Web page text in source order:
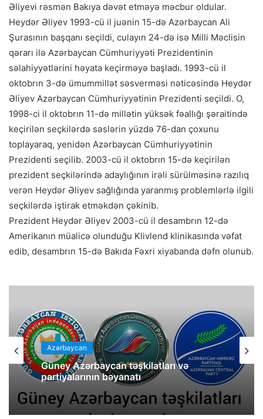
Əliyevi rəsmən Bakıya dəvət etməyə məcbur oldular.
Heydər Əliyev 1993-cü il juənin 15-də Azərbaycan Ali
Şurasının başqanı seçildi, culayın 24-də isə Milli Məclisin
qərarı ilə Azərbaycan Cümhuriyyəti Prezidentinin
səlahiyyətlərini həyata keçirməyə başladı. 1993-cü il
oktobrın 3-də ümummillət səsverməsi nəticəsində Heydər
Əliyev Azərbaycan Cümhuriyyətinin Prezidenti seçildi. O,
1998-ci il oktobrın 11-də millətin yüksək fəallığı şəraitində
keçirilən seçkilərdə səslərin yüzdə 76-dan çoxunu
toplayaraq, yenidən Azərbaycan Cümhuriyyətinin
Prezidenti seçilib. 2003-cü il oktobrın 15-də keçirilən
prezident seçkilərində adaylığının irəli sürülməsinə razılıq
verən Heydər Əliyev sağlığında yaranmış problemlərlə ilgili
seçkilərdə iştirak etməkdən çəkinib.
Prezident Heydər Əliyev 2003-cü il desambrın 12-də
Amerikanın müalicə olunduğu Klivlend klinikasında vəfat
edib, desambrın 15-də Bakıda Fəxri xiyabanda dəfn olunub.
Azərbaycan
Güney Azərbaycan təşkilatları və
partiyalarının bəyanatı